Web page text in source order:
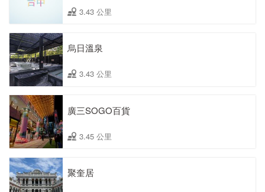
3.43 公里
烏日溫泉
3.43 公里
廣三SOGO百貨
3.45 公里
聚奎居